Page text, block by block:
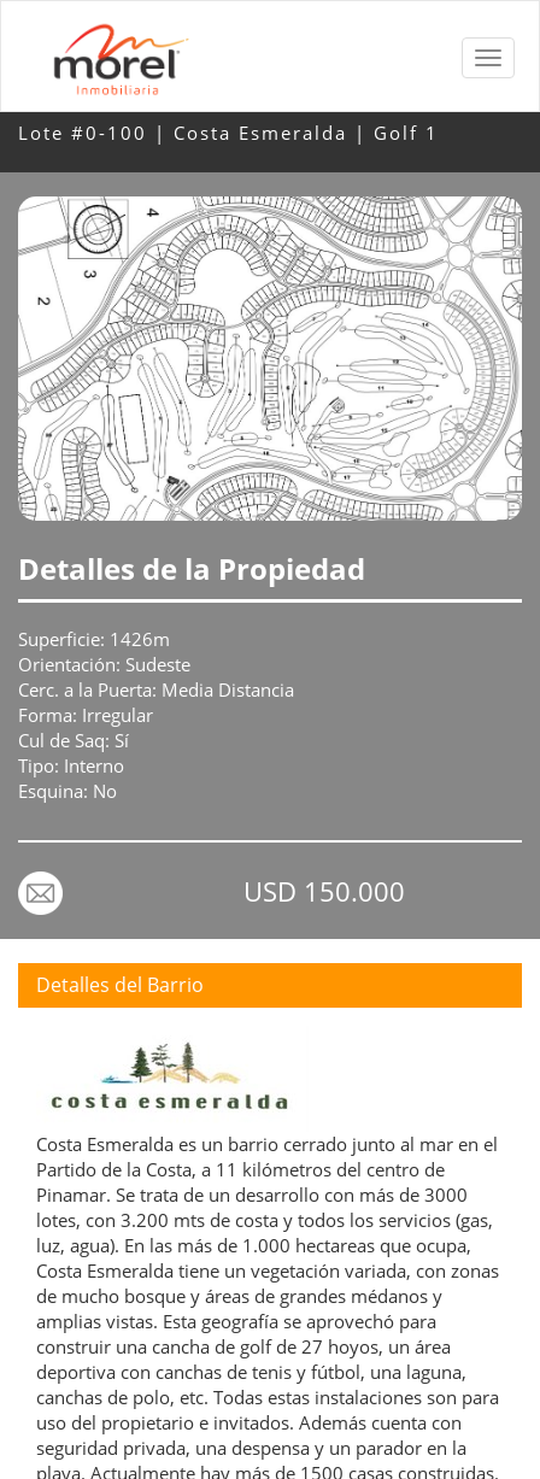
Lote #0-100 | Costa Esmeralda | Golf 1
Detalles de la Propiedad
Superficie: 1426m
Orientación: Sudeste
Cerc. a la Puerta: Media Distancia
Forma: Irregular
Cul de Saq: Sí
Tipo: Interno
Esquina: No
USD 150.000
Detalles del Barrio
Costa Esmeralda es un barrio cerrado junto al mar en el
Partido de la Costa, a 11 kilómetros del centro de
Pinamar. Se trata de un desarrollo con más de 3000
lotes, con 3.200 mts de costa y todos los servicios (gas,
luz, agua). En las más de 1.000 hectareas que ocupa,
Costa Esmeralda tiene un vegetación variada, con zonas
de mucho bosque y áreas de grandes médanos y
amplias vistas. Esta geografía se aprovechó para
construir una cancha de golf de 27 hoyos, un área
deportiva con canchas de tenis y fútbol, una laguna,
canchas de polo, etc. Todas estas instalaciones son para
uso del propietario e invitados. Además cuenta con
seguridad privada, una despensa y un parador en la
playa. Actualmente hay más de 1500 casas construidas.